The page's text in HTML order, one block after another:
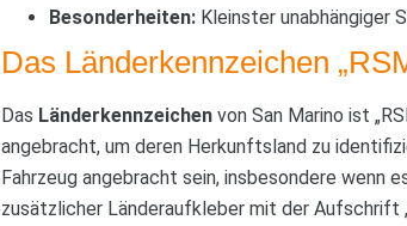
Besonderheiten: Kleinster unabhängiger
Das Länderkennzeichen
Das Länderkennzeichen von San Marino ist
angebracht, um deren Herkunftsland zu
Fahrzeug angebracht sein, insbesondere wenn
zusätzlicher Länderaufkleber mit der Aufschrift